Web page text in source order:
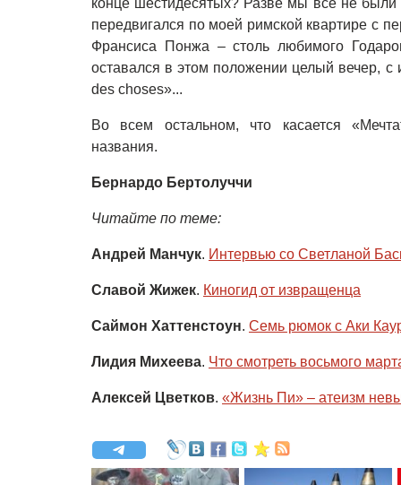
конце шестидесятых? Разве мы все не были
передвигался по моей римской квартире с
Франсиса Понжа – столь любимого
оставался в этом положении целый вечер,
des choses»...
Во всем остальном, что касается
названия.
Бернардо Бертолуччи
Читайте по теме:
Андрей Манчук. Интервью со Светланой
Славой Жижек. Киногид от извращенца
Саймон Хаттенстоун. Семь рюмок с Аки
Лидия Михеева. Что смотреть восьмого
Алексей Цветков. «Жизнь Пи» – атеизм